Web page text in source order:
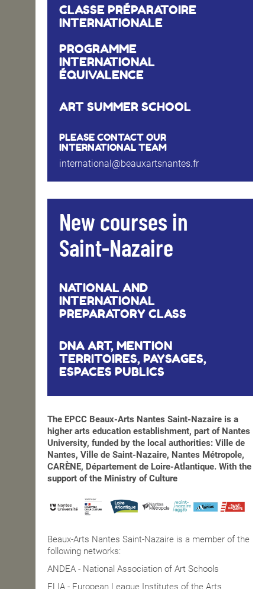
CLASSE PRÉPARATOIRE
INTERNATIONALE
PROGRAMME
INTERNATIONAL
ÉQUIVALENCE
ART SUMMER SCHOOL
PLEASE CONTACT OUR
INTERNATIONAL TEAM
international@beauxartsnantes.fr
New courses in
Saint-Nazaire
NATIONAL AND
INTERNATIONAL
PREPARATORY CLASS
DNA ART, MENTION
TERRITOIRES, PAYSAGES,
ESPACES PUBLICS
The EPCC Beaux-Arts Nantes Saint-Nazaire is a
higher arts education establishment, part of Nantes
University, funded by the local authorities: Ville de
Nantes, Ville de Saint-Nazaire, Nantes Métropole,
CARÈNE, Département de Loire-Atlantique. With the
support of the Ministry of Culture
Beaux-Arts Nantes Saint-Nazaire is a member of the
following networks:
ANDEA - National Association of Art Schools
ELIA - European League Institutes of the Arts